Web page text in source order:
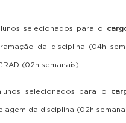
selecionados para o
da disciplina (04h
(02h semanais).
selecionados para o
da disciplina (02h